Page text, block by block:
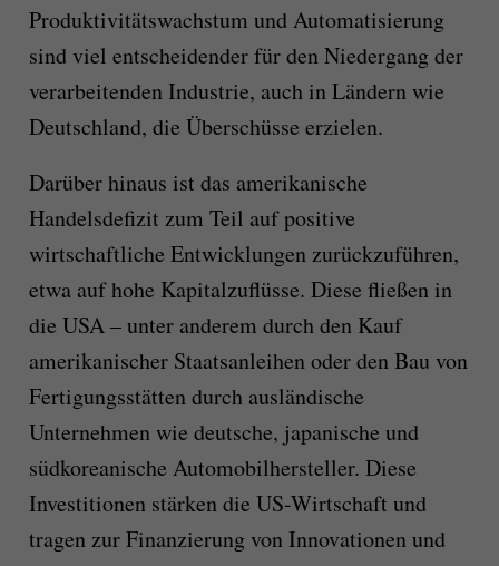
Produktivitätswachstum und Automatisierung
sind viel entscheidender für den Niedergang der
verarbeitenden Industrie, auch in Ländern wie
Deutschland, die Überschüsse erzielen.
Darüber hinaus ist das amerikanische
Handelsdefizit zum Teil auf positive
wirtschaftliche Entwicklungen zurückzuführen,
etwa auf hohe Kapitalzuflüsse. Diese fließen in
die USA – unter anderem durch den Kauf
amerikanischer Staatsanleihen oder den Bau von
Fertigungsstätten durch ausländische
Unternehmen wie deutsche, japanische und
südkoreanische Automobilhersteller. Diese
Investitionen stärken die US-Wirtschaft und
tragen zur Finanzierung von Innovationen und